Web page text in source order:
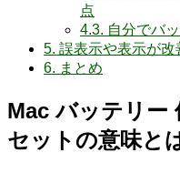
点
4.3. 自分でバ
5. 誤表示や表示が
6. まとめ
Mac バッテリー
セットの意味と